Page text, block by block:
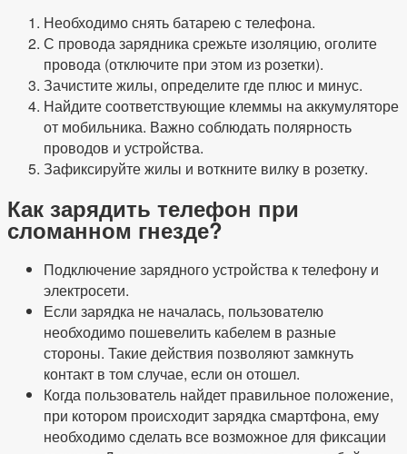
Необходимо снять батарею с телефона.
С провода зарядника срежьте изоляцию, оголите
провода (отключите при этом из розетки).
Зачистите жилы, определите где плюс и минус.
Найдите соответствующие клеммы на аккумуляторе
от мобильника. Важно соблюдать полярность
проводов и устройства.
Зафиксируйте жилы и воткните вилку в розетку.
Как зарядить телефон при
сломанном гнезде?
Подключение зарядного устройства к телефону и
электросети.
Если зарядка не началась, пользователю
необходимо пошевелить кабелем в разные
стороны. Такие действия позволяют замкнуть
контакт в том случае, если он отошел.
Когда пользователь найдет правильное положение,
при котором происходит зарядка смартфона, ему
необходимо сделать все возможное для фиксации